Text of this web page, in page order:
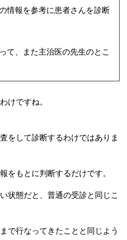
情報を参考に患者さんを診断
て、また主治医の先生のとこ
けですね。
をして診断するわけではありま
をもとに判断するだけです。
状態だと、普通の受診と同じこ
で行なってきたことと同じよう